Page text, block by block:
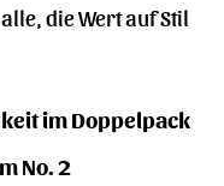
die Wert auf Stil
im Doppelpack
No. 2